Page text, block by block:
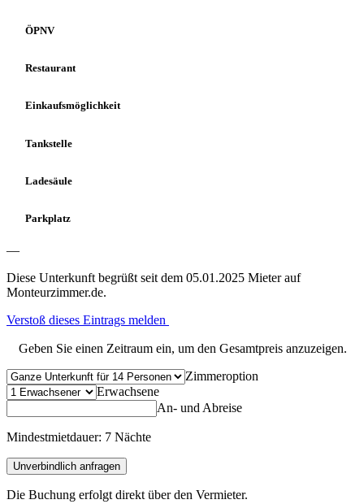
ÖPNV
Restaurant
Einkaufsmöglichkeit
Tankstelle
Ladesäule
Parkplatz
—
Diese Unterkunft begrüßt seit dem 05.01.2025 Mieter auf
Monteurzimmer.de.
Verstoß dieses Eintrags melden
Geben Sie einen Zeitraum ein, um den Gesamtpreis anzuzeigen.
Zimmeroption
Erwachsene
An- und Abreise
Mindestmietdauer: 7 Nächte
Unverbindlich anfragen
Die Buchung erfolgt direkt über den Vermieter.